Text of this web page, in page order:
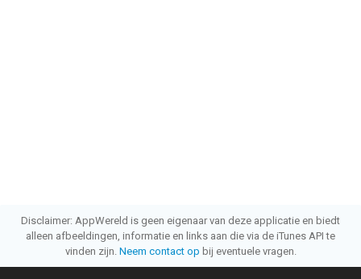
Disclaimer: AppWereld is geen eigenaar van deze applicatie en biedt
alleen afbeeldingen, informatie en links aan die via de iTunes API te
vinden zijn. Neem contact op bij eventuele vragen.